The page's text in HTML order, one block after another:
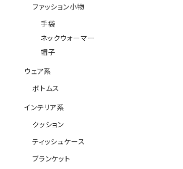
ファッション小物
手袋
ネックウォーマー
帽子
ウェア系
ボトムス
インテリア系
クッション
ティッシュケース
ブランケット